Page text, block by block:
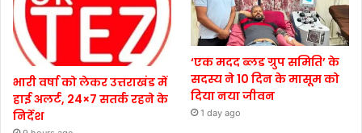
भारी वर्षा को लेकर उत्तराखंड में
हाई अलर्ट, 24×7 सतर्क रहने के
निर्देश
‘एक मदद ब्लड ग्रुप समिति’ के
सदस्य ने 10 दिन के मासूम को
दिया नया जीवन
1 day ago